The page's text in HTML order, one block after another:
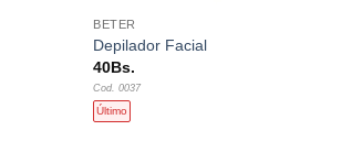
BETER
Depilador Facial
40Bs.
Cod. 0037
Último